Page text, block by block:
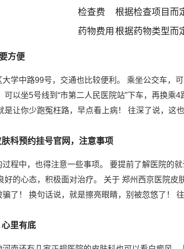
检查费
根据检查项目而
药物费用 根据药物类型而
方便
学中路99号，交通也比较便利。 乘坐公交车，
可以坐5号线到“市第二人民医院站”下车，再换
是让你少跑冤枉路，早点看上病！ 往深了说，这
科预约挂号官网，注意事项
过程中，也得注意一些事项。 要提前了解医院的
好的心态，积极面对治疗。 关于 郑州西京医院
了！ 换句话说，就是擦亮眼睛，别被忽悠了！
里有底